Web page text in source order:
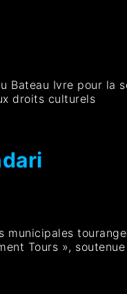
Ivre pour la
droits culturels
municipales
Tours »,